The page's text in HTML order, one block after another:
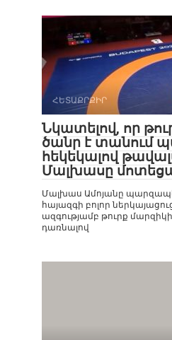
ՀԵՏԱՔՐՔԻՐ
Նկատելով, որ
ծանր է տանում
հեկեկալով
Մալխասը
Մալխաս Ամոյանը
հայազգի բոլոր
ազգությամբ թուրք
դառնալով